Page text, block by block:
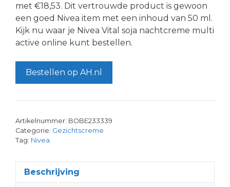
met €18,53. Dit vertrouwde product is gewoon
een goed Nivea item met een inhoud van 50 ml.
Kijk nu waar je Nivea Vital soja nachtcreme multi
active online kunt bestellen.
Bestellen op AH.nl
Artikelnummer: BOBE233339
Categorie: Gezichtscreme
Tag: Nivea
Beschrijving